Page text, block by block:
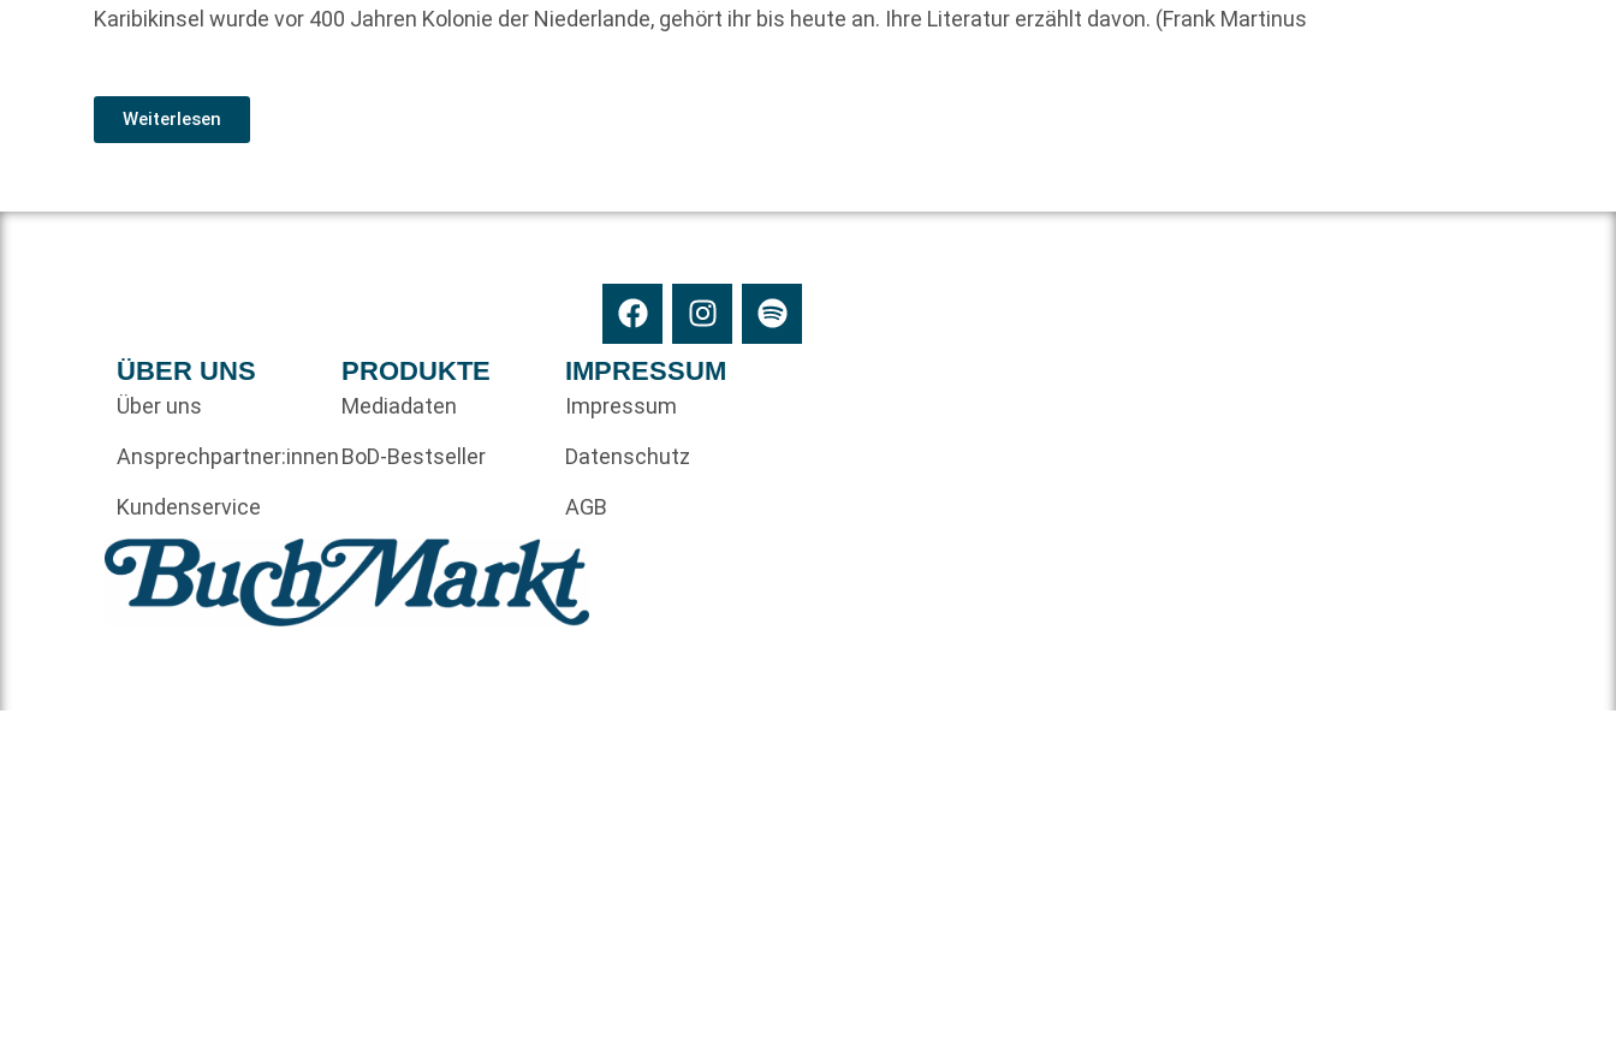
Karibik­insel wurde vor 400 Jahren Kolonie der Niederlande, gehört ihr bis heute an. Ihre Literatur erzählt davon. (Frank Martinus
Weiterlesen
ÜBER UNS
Über uns
Ansprechpartner:innen
Kundenservice
PRODUKTE
Mediadaten
BoD-Bestseller
IMPRESSUM
Impressum
Datenschutz
AGB